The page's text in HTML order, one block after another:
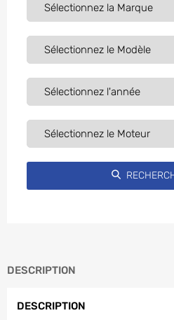
DESCRIPTION
DESCRIPTION